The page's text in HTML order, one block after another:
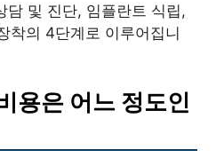
담 및 진단, 임플란트 식립,
착의 4단계로 이루어집니
용은 어느 정도인